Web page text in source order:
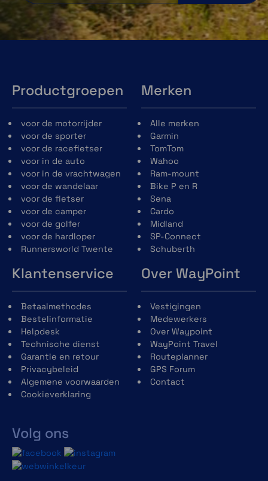
Productgroepen
voor de motorrijder
voor de sporter
voor de racefietser
voor in de auto
voor in de vrachtwagen
voor de wandelaar
voor de fietser
voor de camper
voor de golfer
voor de hardloper
Runnersworld Twente
Merken
Alle merken
Garmin
TomTom
Wahoo
Ram-mount
Bike P en R
Sena
Cardo
Midland
SP-Connect
Schuberth
Klantenservice
Betaalmethodes
Bestelinformatie
Helpdesk
Technische dienst
Garantie en retour
Privacybeleid
Algemene voorwaarden
Cookieverklaring
Volg ons
Over WayPoint
Vestigingen
Medewerkers
Over Waypoint
WayPoint Travel
Routeplanner
GPS Forum
Contact